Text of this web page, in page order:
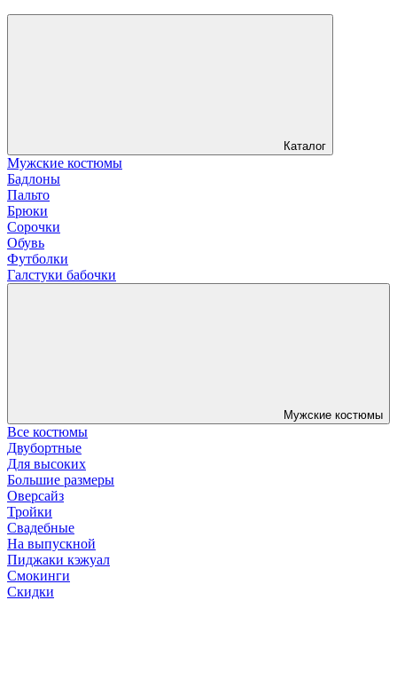
Каталог
Мужские костюмы
Бадлоны
Пальто
Брюки
Сорочки
Обувь
Футболки
Галстуки бабочки
Мужские костюмы
Все костюмы
Двубортные
Для высоких
Большие размеры
Оверсайз
Тройки
Свадебные
На выпускной
Пиджаки кэжуал
Смокинги
Скидки